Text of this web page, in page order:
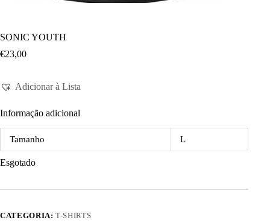
SONIC YOUTH
€23,00
Adicionar à Lista
Informação adicional
Tamanho L
Esgotado
CATEGORIA:T-SHIRTS